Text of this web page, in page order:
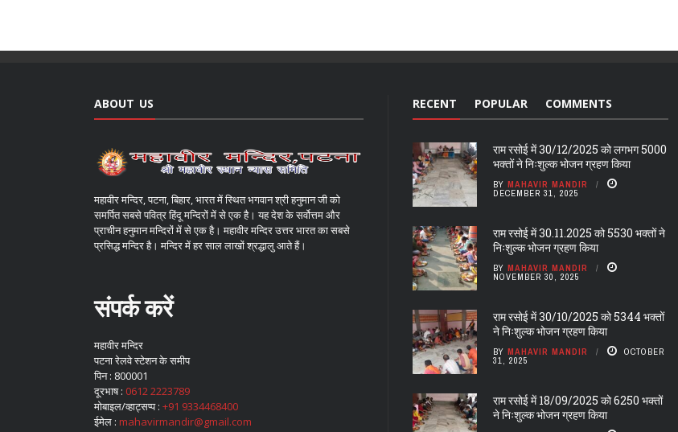
ABOUT US
महावीर मन्दिर, पटना, बिहार, भारत में स्थित भगवान श्री हनुमान जी को
समर्पित सबसे पवित्र हिंदू मन्दिरों में से एक है। यह देश के सर्वोत्तम और
प्राचीन हनुमान मन्दिरों में से एक है। महावीर मन्दिर उत्तर भारत का सबसे
प्रसिद्ध मन्दिर है। मन्दिर में हर साल लाखों श्रद्धालु आते हैं।
संपर्क करें
महावीर मन्दिर
पटना रेलवे स्टेशन के समीप
पिन : 800001
दूरभाष : 0612 2223789
मोबाइल/व्हाट्सप्प : +91 9334468400
ईमेल : mahavirmandir@gmail.com
RECENT POPULAR COMMENTS
राम रसोई में 30/12/2025 को लगभग 5000
भक्तों ने निःशुल्क भोजन ग्रहण किया
BY MAHAVIR MANDIR
DECEMBER 31, 2025
राम रसोई में 30.11.2025 को 5530 भक्तों ने
निःशुल्क भोजन ग्रहण किया
BY MAHAVIR MANDIR
NOVEMBER 30, 2025
राम रसोई में 30/10/2025 को 5344 भक्तों
ने निःशुल्क भोजन ग्रहण किया
BY MAHAVIR MANDIR OCTOBER
31, 2025
राम रसोई में 18/09/2025 को 6250 भक्तों
ने निःशुल्क भोजन ग्रहण किया
RAM RASOI REPORT
राम रसोई में 31/08/2025 को लगभग 7425
भक्तों ने निःशुल्क भोजन ग्रहण किया